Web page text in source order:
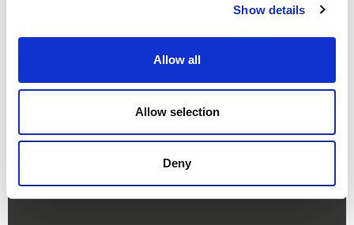
Show details
Allow all
Allow selection
Deny